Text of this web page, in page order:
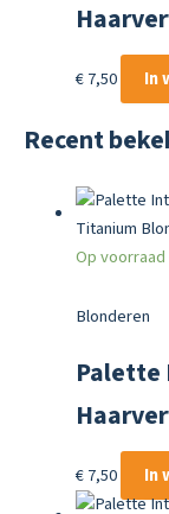
€7,50 In
Recent
Op
Blonderen
Palette
€7,50 In